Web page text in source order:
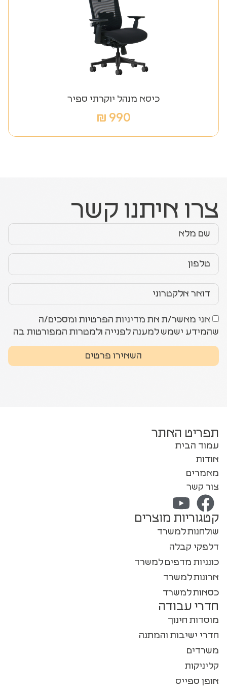
כיסא מנהל יוקרתי ספיר
990
₪
צרו איתנו קשר
אני מאשר/ת את מדיניות הפרטיות ומסכים/ה
שהמידע ישמש למענה לפנייה ולמטרות המפורטות בה
השאירו פרטים
תפריט האתר
עמוד הבית
אודות
מאמרים
צור קשר
קטגוריות מוצרים
שולחנות למשרד
דלפקי קבלה
כונניות מדפים למשרד
ארונות למשרד
כסאות למשרד
חדרי עבודה
מוסדות חינוך
חדרי ישיבות והמתנה
משרדים
קליניקות
אופן ספייס